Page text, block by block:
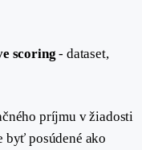
scoring - dataset,
príjmu v žiadosti
byť posúdené ako